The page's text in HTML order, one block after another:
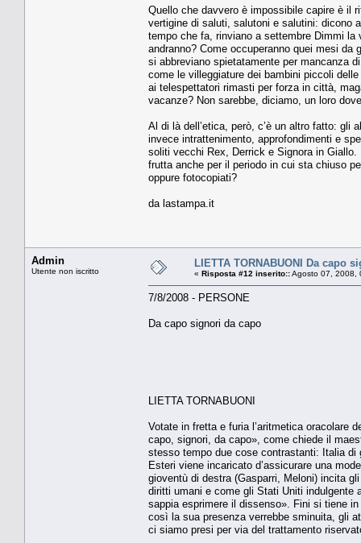
Quello che davvero è impossibile capire è il
vertigine di saluti, salutoni e salutini: dicono
tempo che fa, rinviano a settembre Dimmi la
andranno? Come occuperanno quei mesi
si abbreviano spietatamente per mancanza
come le villeggiature dei bambini piccoli
ai telespettatori rimasti per forza in città,
vacanze? Non sarebbe, diciamo, un loro
Al di là dell’etica, però, c’è un altro fatto: gli
invece intrattenimento, approfondimenti e
soliti vecchi Rex, Derrick e Signora in
frutta anche per il periodo in cui sta chiuso
oppure fotocopiati?
da lastampa.it
Admin
Utente non iscritto
LIETTA TORNABUONI Da capo
« Risposta #12 inserito::Agosto 07, 2008,
7/8/2008 - PERSONE
Da capo signori da capo
LIETTA TORNABUONI
Votate in fretta e furia l’aritmetica oracolare
capo, signori, da capo», come chiede il
stesso tempo due cose contrastanti: Italia
Esteri viene incaricato d’assicurare una
gioventù di destra (Gasparri, Meloni) incita
diritti umani e come gli Stati Uniti indulgente
sappia esprimere il dissenso». Fini si tiene
così la sua presenza verrebbe sminuita, gli
ci siamo presi per via del trattamento